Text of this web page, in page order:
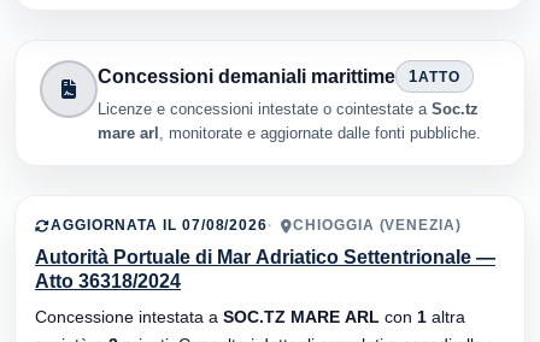
Concessioni demaniali marittime 1ATTO
Licenze e concessioni intestate o cointestate a Soc.tz
mare arl, monitorate e aggiornate dalle fonti pubbliche.
AGGIORNATA IL 07/08/2026 CHIOGGIA (VENEZIA)
Autorità Portuale di Mar Adriatico Settentrionale —
Atto 36318/2024
Concessione intestata a SOC.TZ MARE ARL con 1 altra